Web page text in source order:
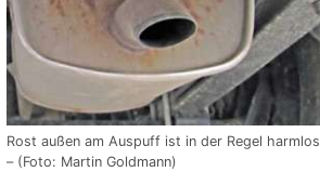
Rost außen am Auspuff ist in der Regel harmlos
– (Foto: Martin Goldmann)